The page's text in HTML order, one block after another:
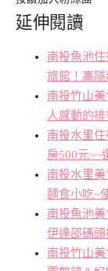
延伸閱讀
南投魚池
旅館！高隱
南投竹山
人感動的
南投水里
房500元~~
南投水里
麵食小吃~
南投魚池
伊達邵碼
南投竹山